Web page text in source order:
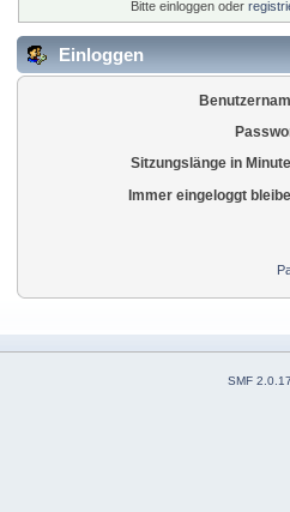
Bitte einloggen oder
Einloggen
Sitzungslänge in
Immer eingeloggt
SMF